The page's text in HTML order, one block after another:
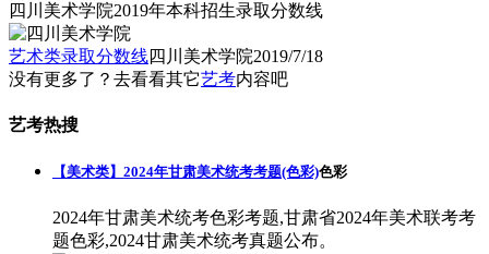
四川美术学院2019年本科招生录取分数线
艺术类录取分数线四川美术学院2019/7/18
没有更多了？去看看其它艺考内容吧
艺考热搜
【美术类】2024年甘肃美术统考考题(色彩)色彩
2024年甘肃美术统考色彩考题,甘肃省2024年美术联考考
题色彩,2024甘肃美术统考真题公布。